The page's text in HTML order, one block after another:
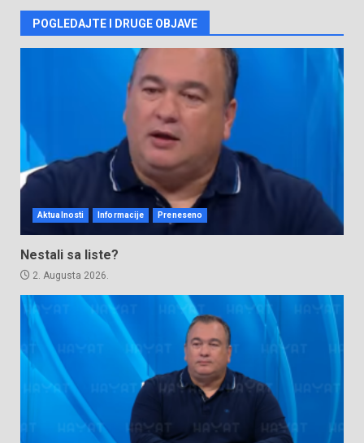
POGLEDAJTE I DRUGE OBJAVE
Aktualnosti Informacije Preneseno
Nestali sa liste?
2. Augusta 2026.